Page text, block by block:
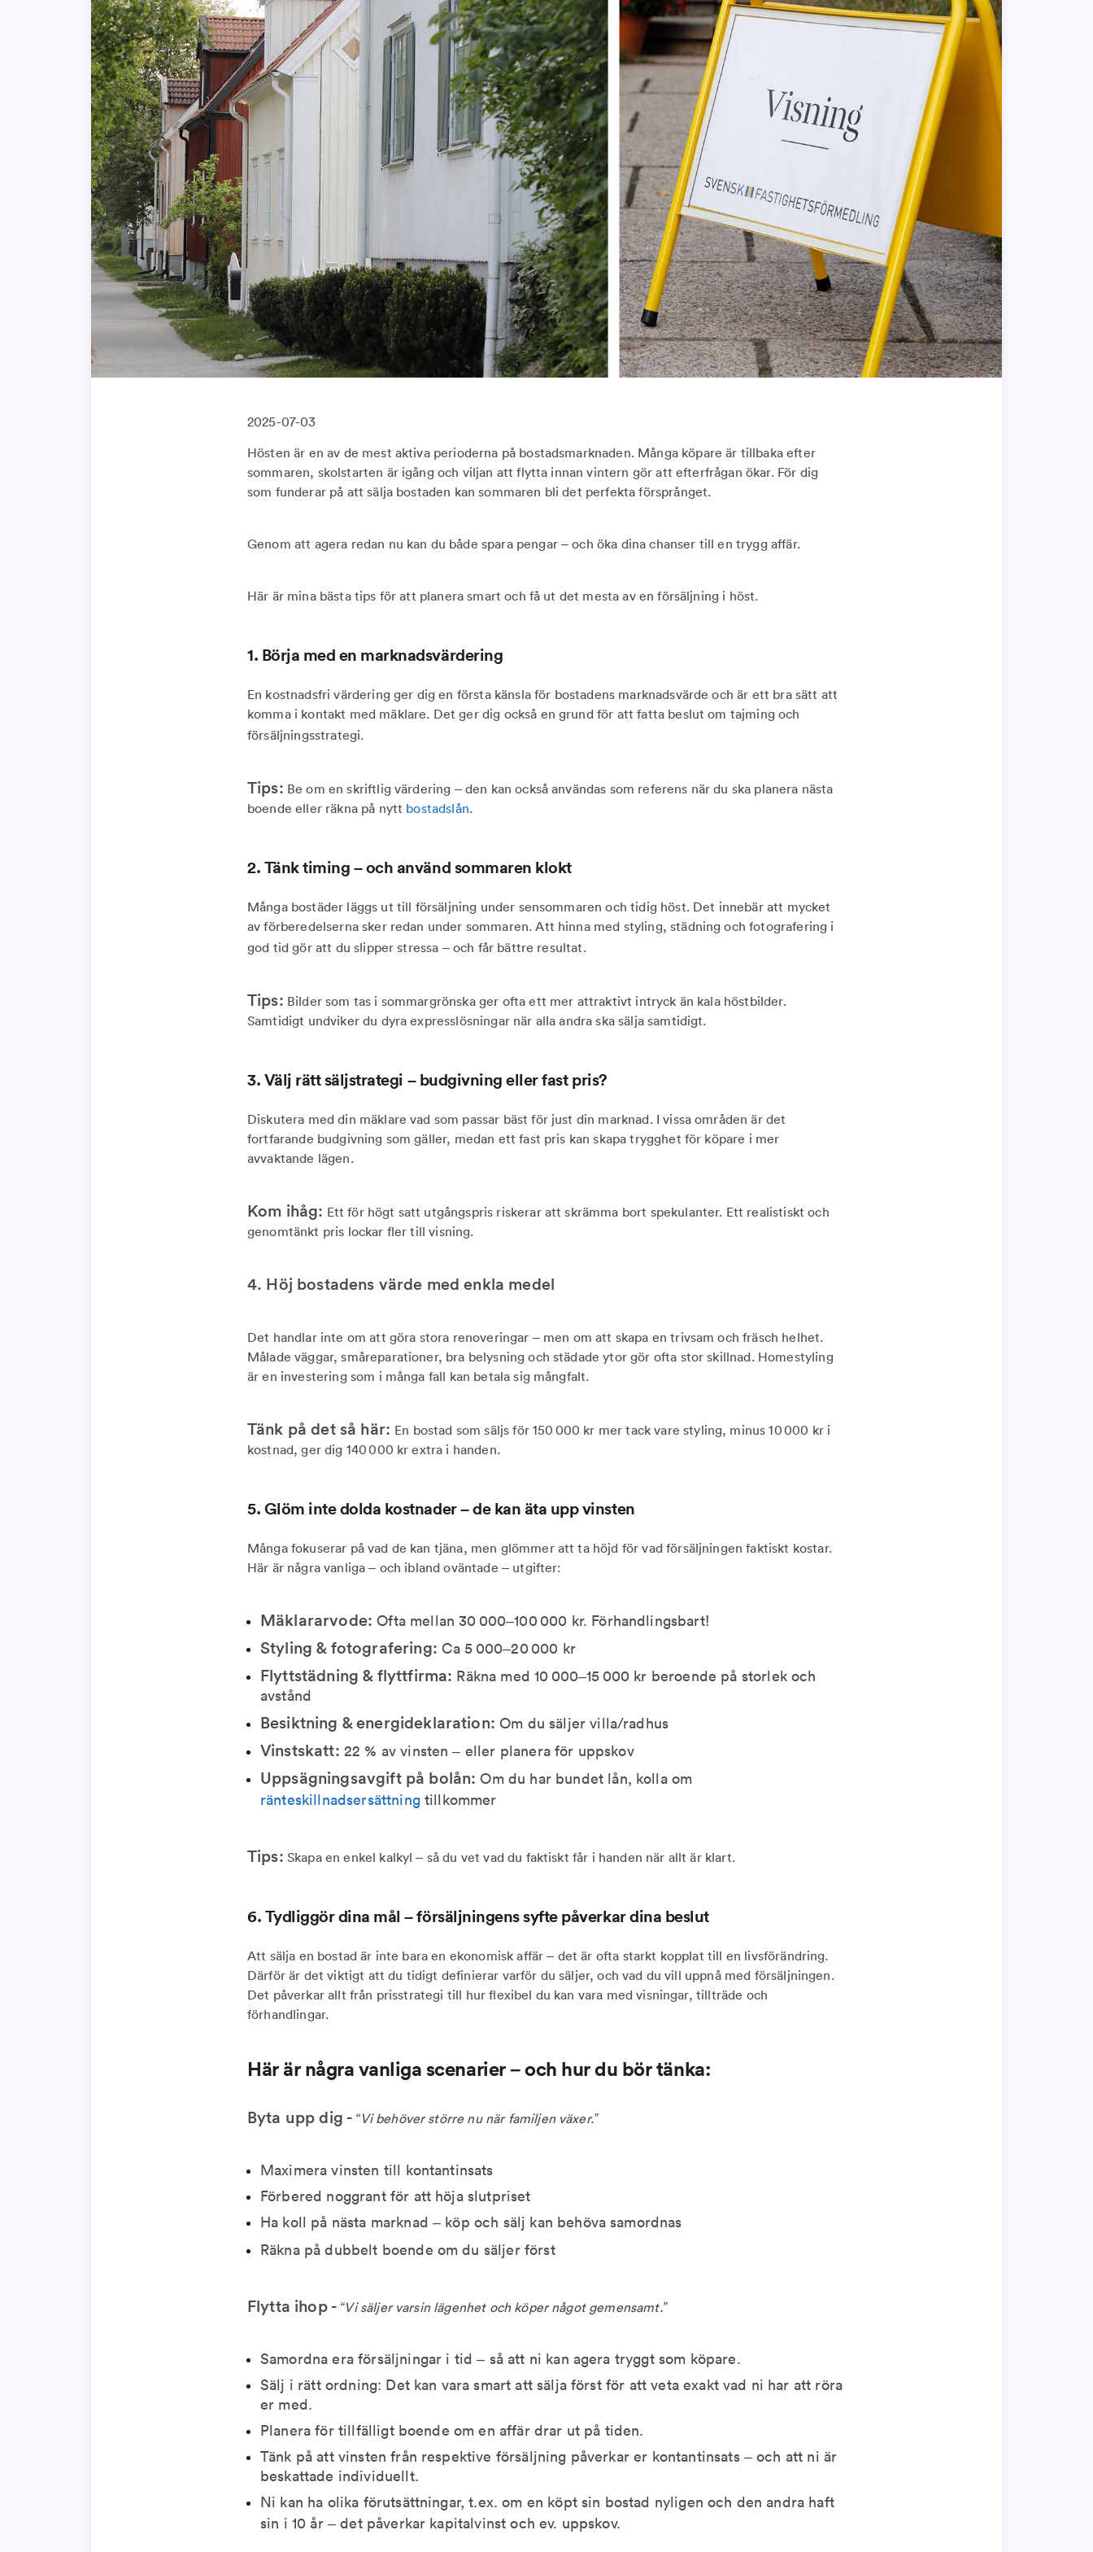
2025-07-03
Hösten är en av de mest aktiva perioderna på bostadsmarknaden. Många köpare är tillbaka efter
sommaren, skolstarten är igång och viljan att flytta innan vintern gör att efterfrågan ökar. För dig
som funderar på att sälja bostaden kan sommaren bli det perfekta försprånget.
Genom att agera redan nu kan du både spara pengar – och öka dina chanser till en trygg affär.
Här är mina bästa tips för att planera smart och få ut det mesta av en försäljning i höst.
1. Börja med en marknadsvärdering
En kostnadsfri värdering ger dig en första känsla för bostadens marknadsvärde och är ett bra sätt att
komma i kontakt med mäklare. Det ger dig också en grund för att fatta beslut om tajming och
försäljningsstrategi.
Tips: Be om en skriftlig värdering – den kan också användas som referens när du ska planera nästa
boende eller räkna på nytt bostadslån.
2. Tänk timing – och använd sommaren klokt
Många bostäder läggs ut till försäljning under sensommaren och tidig höst. Det innebär att mycket
av förberedelserna sker redan under sommaren. Att hinna med styling, städning och fotografering i
god tid gör att du slipper stressa – och får bättre resultat.
Tips: Bilder som tas i sommargrönska ger ofta ett mer attraktivt intryck än kala höstbilder.
Samtidigt undviker du dyra expresslösningar när alla andra ska sälja samtidigt.
3. Välj rätt säljstrategi – budgivning eller fast pris?
Diskutera med din mäklare vad som passar bäst för just din marknad. I vissa områden är det
fortfarande budgivning som gäller, medan ett fast pris kan skapa trygghet för köpare i mer
avvaktande lägen.
Kom ihåg: Ett för högt satt utgångspris riskerar att skrämma bort spekulanter. Ett realistiskt och
genomtänkt pris lockar fler till visning.
4. Höj bostadens värde med enkla medel
Det handlar inte om att göra stora renoveringar – men om att skapa en trivsam och fräsch helhet.
Målade väggar, småreparationer, bra belysning och städade ytor gör ofta stor skillnad. Homestyling
är en investering som i många fall kan betala sig mångfalt.
Tänk på det så här: En bostad som säljs för 150 000 kr mer tack vare styling, minus 10 000 kr i
kostnad, ger dig 140 000 kr extra i handen.
5. Glöm inte dolda kostnader – de kan äta upp vinsten
Många fokuserar på vad de kan tjäna, men glömmer att ta höjd för vad försäljningen faktiskt kostar.
Här är några vanliga – och ibland oväntade – utgifter:
Mäklararvode: Ofta mellan 30 000–100 000 kr. Förhandlingsbart!
Styling & fotografering: Ca 5 000–20 000 kr
Flyttstädning & flyttfirma: Räkna med 10 000–15 000 kr beroende på storlek och
avstånd
Besiktning & energideklaration: Om du säljer villa/radhus
Vinstskatt: 22 % av vinsten – eller planera för uppskov
Uppsägningsavgift på bolån: Om du har bundet lån, kolla om
ränteskillnadsersättningtillkommer
Tips: Skapa en enkel kalkyl – så du vet vad du faktiskt får i handen när allt är klart.
6. Tydliggör dina mål – försäljningens syfte påverkar dina beslut
Att sälja en bostad är inte bara en ekonomisk affär – det är ofta starkt kopplat till en livsförändring.
Därför är det viktigt att du tidigt definierar varför du säljer, och vad du vill uppnå med försäljningen.
Det påverkar allt från prisstrategi till hur flexibel du kan vara med visningar, tillträde och
förhandlingar.
Här är några vanliga scenarier – och hur du bör tänka:
Byta upp dig - “Vi behöver större nu när familjen växer.”
Maximera vinsten till kontantinsats
Förbered noggrant för att höja slutpriset
Ha koll på nästa marknad – köp och sälj kan behöva samordnas
Räkna på dubbelt boende om du säljer först
Flytta ihop - “Vi säljer varsin lägenhet och köper något gemensamt.”
Samordna era försäljningar i tid – så att ni kan agera tryggt som köpare.
Sälj i rätt ordning: Det kan vara smart att sälja först för att veta exakt vad ni har att röra
er med.
Planera för tillfälligt boende om en affär drar ut på tiden.
Tänk på att vinsten från respektive försäljning påverkar er kontantinsats – och att ni är
beskattade individuellt.
Ni kan ha olika förutsättningar, t.ex. om en köpt sin bostad nyligen och den andra haft
sin i 10 år – det påverkar kapitalvinst och ev. uppskov.